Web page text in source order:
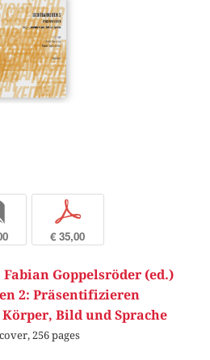
p
€ 35,00
Fabian Goppelsröder (ed.)
2: Präsentifizieren
Bild und Sprache
256 pages